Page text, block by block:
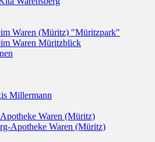
Waren (Müritz) "Müritzpark"
Waren Müritzblick
Millermann
Waren (Müritz)
Apotheke Waren (Müritz)